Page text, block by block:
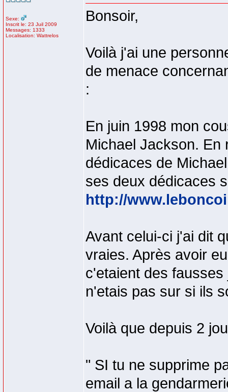
Sexe:
Inscrit le: 23 Juil 2009
Messages: 1333
Localisation: Wattrelos
Bonsoir,
Voilà j'ai une
de menace
:
En juin 1998 mon
Michael Jackson. En
dédicaces de
ses deux dédicaces
http://
Avant celui-ci j'ai dit
vraies. Après avoir
c'etaient des
n'etais pas sur si ils
Voilà que depuis 2
" SI tu ne supprime
email a la